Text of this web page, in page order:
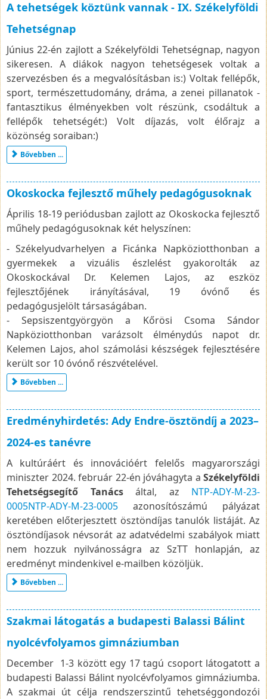
A tehetségek köztünk vannak - IX. Székelyföldi
Tehetségnap
Június 22-én zajlott a Székelyföldi Tehetségnap, nagyon
sikeresen. A diákok nagyon tehetségesek voltak a
szervezésben és a megvalósításban is:) Voltak fellépők,
sport, természettudomány, dráma, a zenei pillanatok -
fantasztikus élményekben volt részünk, csodáltuk a
fellépők tehetségét:) Volt díjazás, volt élőrajz a
közönség soraiban:)
Bővebben ...
Okoskocka fejlesztő műhely pedagógusoknak
Április 18-19 periódusban zajlott az Okoskocka fejlesztő
műhely pedagógusoknak két helyszínen:
- Székelyudvarhelyen a Ficánka Napköziotthonban a
gyermekek a vizuális észlelést gyakorolták az
Okoskockával Dr. Kelemen Lajos, az eszköz
fejlesztőjének irányításával, 19 óvónő és
pedagógusjelölt társaságában.
- Sepsiszentgyörgyön a Kőrösi Csoma Sándor
Napköziotthonban varázsolt élménydús napot dr.
Kelemen Lajos, ahol számolási készségek fejlesztésére
került sor 10 óvónő részvételével.
Bővebben ...
Eredményhirdetés: Ady Endre-ösztöndíj a 2023–
2024-es tanévre
A kultúráért és innovációért felelős magyarországi
miniszter 2024. február 22-én jóváhagyta a Székelyföldi
Tehetségsegítő Tanácsáltal, az NTP-ADY-M-23-
0005NTP-ADY-M-23-0005 azonosítószámú pályázat
keretében előterjesztett ösztöndíjas tanulók listáját. Az
ösztöndíjasok névsorát az adatvédelmi szabályok miatt
nem hozzuk nyilvánosságra az SzTT honlapján, az
eredményt mindenkivel e-mailben közöljük.
Bővebben ...
Szakmai látogatás a budapesti Balassi Bálint
nyolcévfolyamos gimnáziumban
December 1-3 között egy 17 tagú csoport látogatott a
budapesti Balassi Bálint nyolcévfolyamos gimnáziumba.
A szakmai út célja rendszerszintű tehetséggondozói